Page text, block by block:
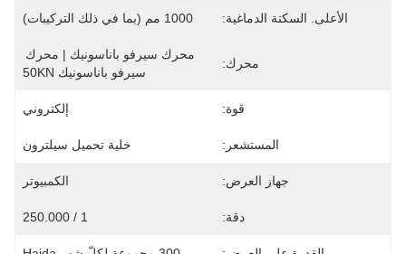
الأعلى. السكتة الدماغية: 1000 مم (بما في ذلك التركيبات)
محرك:
سيرفو باناسونيك 50KN
قوة: إلكتروني
المستشعر: خلية تحميل سيلترون
جهاز العرض: الكمبيوتر
دقة: 1 / 250.000